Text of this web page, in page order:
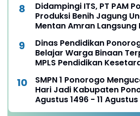
Didampingi ITS, PT PAM
Produksi Benih Jagung
Mentan Amran Langsung
Dinas Pendidikan
Belajar Warga Binaan
MPLS Pendidikan
SMPN 1 Ponorogo
Hari Jadi Kabupaten
Agustus 1496 - 11